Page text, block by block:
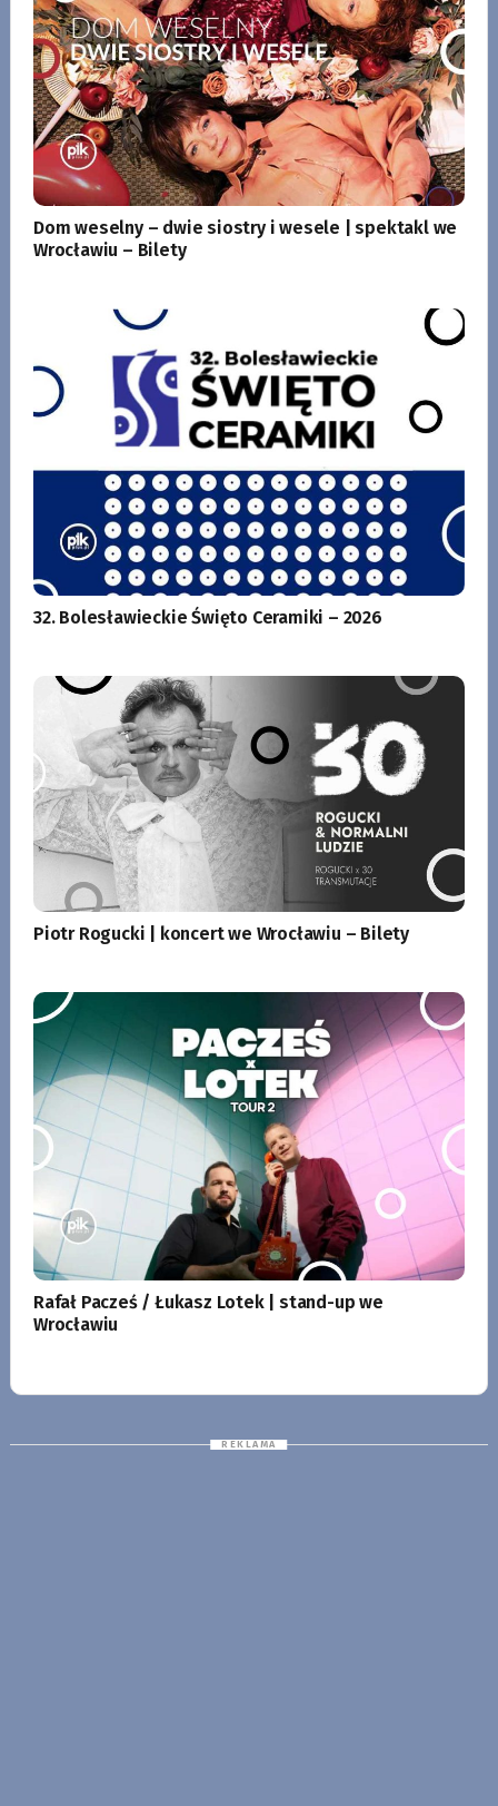
Dom weselny – dwie siostry i wesele | spektakl we
Wrocławiu – Bilety
32. Bolesławieckie Święto Ceramiki – 2026
Piotr Rogucki | koncert we Wrocławiu – Bilety
Rafał Pacześ / Łukasz Lotek | stand-up we
Wrocławiu